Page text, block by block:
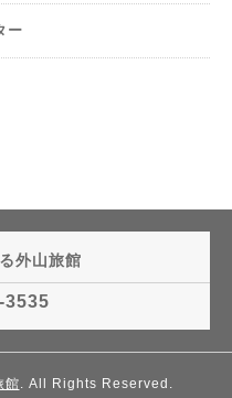
ー
外山旅館
3535
館. All Rights Reserved.